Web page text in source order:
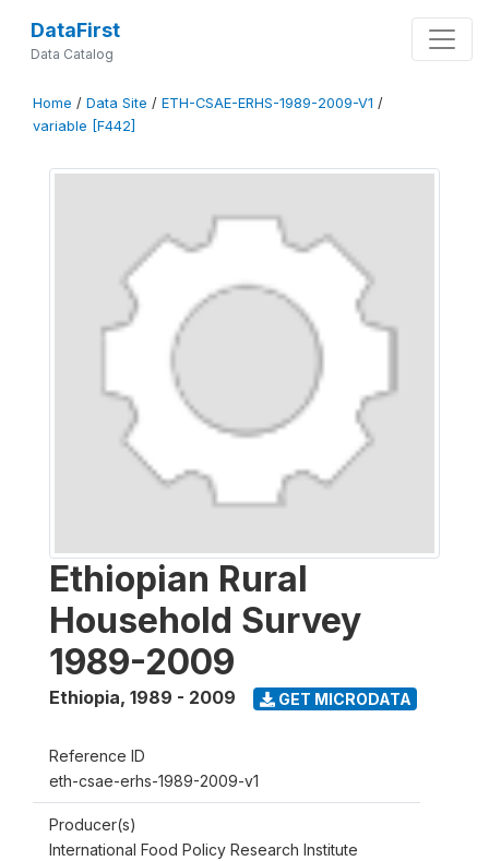
DataFirst
Data Catalog
Home / Data Site / ETH-CSAE-ERHS-1989-2009-V1 /
variable [F442]
Ethiopian Rural
Household Survey
1989-2009
Ethiopia, 1989 - 2009 GET MICRODATA
Reference ID
eth-csae-erhs-1989-2009-v1
Producer(s)
International Food Policy Research Institute